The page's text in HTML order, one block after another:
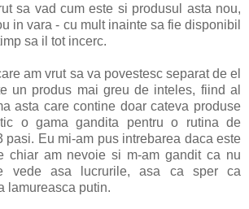
sa vad cum este si produsul asta nou,
in vara - cu mult inainte sa fie disponibil
sa il tot incerc.
am vrut sa va povestesc separat de el
un produs mai greu de inteles, fiind al
asta care contine doar cateva produse
o gama gandita pentru o rutina de
pasi. Eu mi-am pus intrebarea daca este
chiar am nevoie si m-am gandit ca nu
vede asa lucrurile, asa ca sper ca
lamureasca putin.